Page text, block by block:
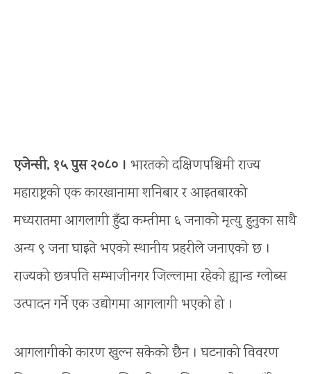
एजेन्सी, १५ पुस २०८० । भारतको दक्षिणपश्चिमी राज्य
महाराष्ट्रको एक कारखानामा शनिबार र आइतबारको
मध्यरातमा आगलागी हुँदा कम्तीमा ६ जनाको मृत्यु हुनुका साथै
अन्य ९ जना घाइते भएको स्थानीय प्रहरीले जनाएको छ ।
राज्यको छत्रपति सम्भाजीनगर जिल्लामा रहेको ह्यान्ड ग्लोब्स
उत्पादन गर्ने एक उद्योगमा आगलागी भएको हो ।
आगलागीको कारण खुल्न सकेको छैन । घटनाको विवरण